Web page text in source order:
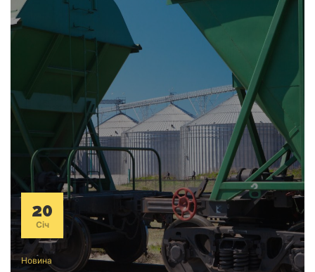
20
Січ
Новина